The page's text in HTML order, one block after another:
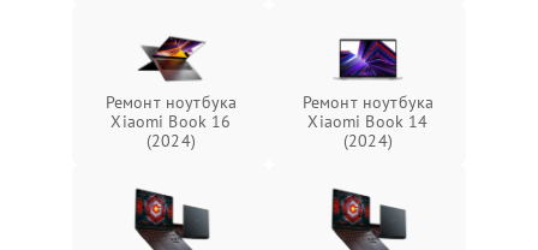
Ремонт ноутбука
Xiaomi Book 16
(2024)
Ремонт ноутбука
Xiaomi Book 14
(2024)